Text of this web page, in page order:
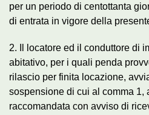
per un periodo di centottanta
di entrata in vigore della
2. Il locatore ed il conduttore di
abitativo, per i quali penda
rilascio per finita locazione,
sospensione di cui al comma 1,
raccomandata con avviso di